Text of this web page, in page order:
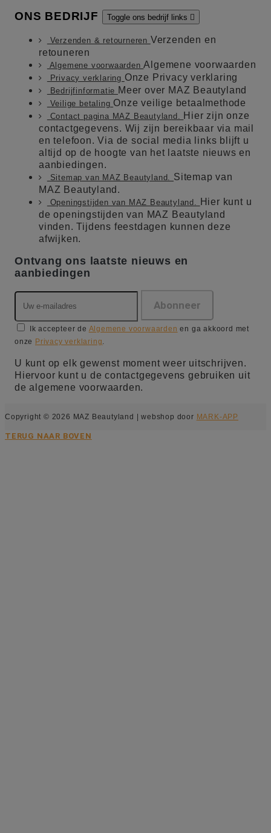
ONS BEDRIJF Toggle ons bedrijf links 
Verzenden & retourneren Verzenden en
retouneren
Algemene voorwaardenAlgemene voorwaarden
Privacy verklaring Onze Privacy verklaring
Bedrijfinformatie Meer over MAZ Beautyland
Veilige betaling Onze veilige betaalmethode
Contact pagina MAZ Beautyland. Hier zijn onze
contactgegevens. Wij zijn bereikbaar via mail
en telefoon. Via de social media links blijft u
altijd op de hoogte van het laatste nieuws en
aanbiedingen.
Sitemap van MAZ Beautyland. Sitemap van
MAZ Beautyland.
Openingstijden van MAZ Beautyland.
Hier kunt u
de openingstijden van MAZ Beautyland
vinden. Tijdens feestdagen kunnen deze
afwijken.
Ontvang ons laatste nieuws en
aanbiedingen
Ik accepteer de Algemene voorwaarden en ga akkoord met
onze Privacy verklaring
U kunt op elk gewenst moment weer uitschrijven.
Hiervoor kunt u de contactgegevens gebruiken uit
de algemene voorwaarden.
Copyright © 2026 MAZ Beautyland | webshop door MARK-APP
TERUG NAAR BOVEN